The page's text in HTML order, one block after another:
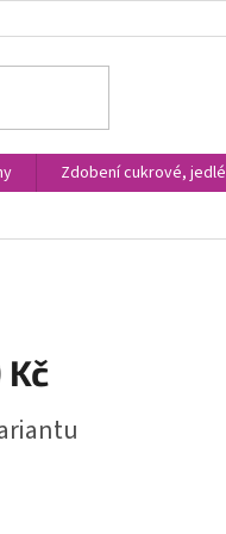
Zdobení cukrové, jedlé
Kč